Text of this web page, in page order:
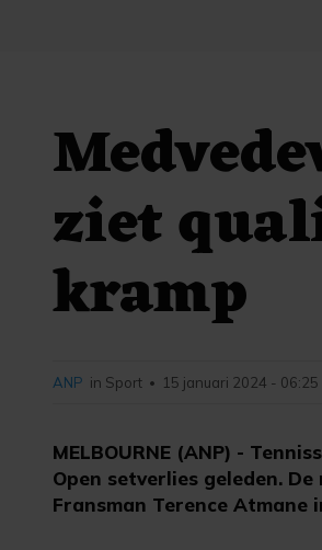
ziet
kramp
MELBOURNE (ANP) -
Open setverlies geleden.
Fransman Terence Atmane
ANP in Sport • 15 januari 2024 - 06:25